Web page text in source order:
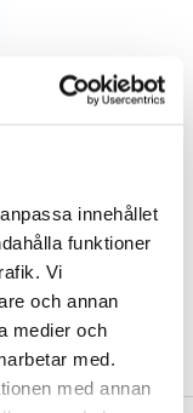
innehållet
funktioner
Vi
och annan
medier och
med.
med annan
Pintakäs.
kromi
musta